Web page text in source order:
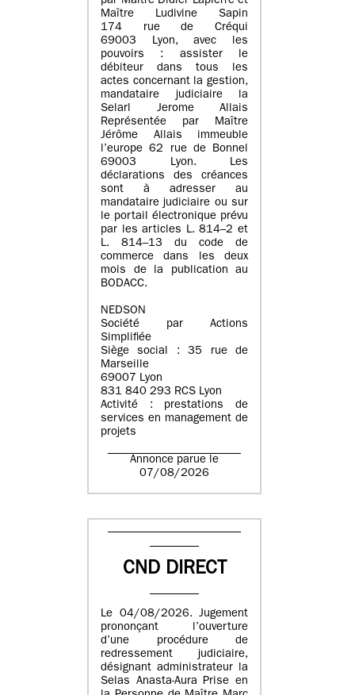
Maître Ludivine Sapin
174 rue de Créqui
69003 Lyon, avec les
pouvoirs : assister le
débiteur dans tous les
actes concernant la gestion,
mandataire judiciaire la
Selarl Jerome Allais
Représentée par Maître
Jérôme Allais immeuble
l’europe 62 rue de Bonnel
69003 Lyon. Les
déclarations des créances
sont à adresser au
mandataire judiciaire ou sur
le portail électronique prévu
par les articles L. 814–2 et
L. 814–13 du code de
commerce dans les deux
mois de la publication au
BODACC.
NEDSON
Société par Actions
Simplifiée
Siège social : 35 rue de
Marseille
69007 Lyon
831 840 293 RCS Lyon
Activité : prestations de
services en management de
projets
Annonce parue le
07/08/2026
CND DIRECT
Le 04/08/2026. Jugement
prononçant l’ouverture
d’une procédure de
redressement judiciaire,
désignant administrateur la
Selas Anasta-Aura Prise en